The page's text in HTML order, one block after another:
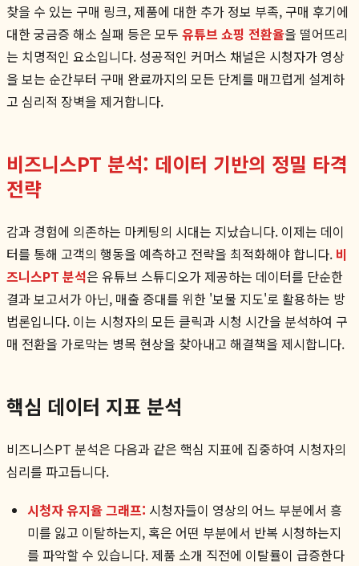
찾을 수 있는 구매 링크, 제품에 대한 추가 정보 부족, 구매 후기에
대한 궁금증 해소 실패 등은 모두 유튜브 쇼핑 전환율을 떨어뜨리
는 치명적인 요소입니다. 성공적인 커머스 채널은 시청자가 영상
을 보는 순간부터 구매 완료까지의 모든 단계를 매끄럽게 설계하
고 심리적 장벽을 제거합니다.
비즈니스PT 분석: 데이터 기반의 정밀 타격
전략
감과 경험에 의존하는 마케팅의 시대는 지났습니다. 이제는 데이
터를 통해 고객의 행동을 예측하고 전략을 최적화해야 합니다. 비
즈니스PT 분석은 유튜브 스튜디오가 제공하는 데이터를 단순한
결과 보고서가 아닌, 매출 증대를 위한 '보물 지도'로 활용하는 방
법론입니다. 이는 시청자의 모든 클릭과 시청 시간을 분석하여 구
매 전환을 가로막는 병목 현상을 찾아내고 해결책을 제시합니다.
핵심 데이터 지표 분석
비즈니스PT 분석은 다음과 같은 핵심 지표에 집중하여 시청자의
심리를 파고듭니다.
시청자 유지율 그래프: 시청자들이 영상의 어느 부분에서 흥
미를 잃고 이탈하는지, 혹은 어떤 부분에서 반복 시청하는지
를 파악할 수 있습니다. 제품 소개 직전에 이탈률이 급증한다